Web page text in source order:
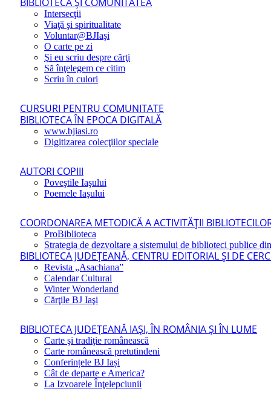
Intersecţii
Viaţă şi spiritualitate
Voluntar@BJIaşi
O carte pe zi
Şi eu scriu despre cărţi
Să înţelegem ce citim
Scriu în culori
CURSURI PENTRU COMUNITATE
BIBLIOTECA ÎN EPOCA DIGITALĂ
www.bjiasi.ro
Digitizarea colecţiilor speciale
AUTORI COPIII
Poveştile Iaşului
Poemele Iaşului
COORDONAREA METODICĂ A ACTIVITĂŢII
ProBiblioteca
Strategia de dezvoltare a sistemului de biblioteci publice
BIBLIOTECA JUDEŢEANĂ, CENTRU EDITORIAL ŞI DE
Revista „Asachiana”
Calendar Cultural
Winter Wonderland
Cărţile BJ Iaşi
BIBLIOTECA JUDEŢEANĂ IAŞI, ÎN ROMÂNIA ŞI ÎN LUME
Carte şi tradiţie românească
Carte românească pretutindeni
Conferințele BJ Iași
Cât de departe e America?
La Izvoarele Înţelepciunii